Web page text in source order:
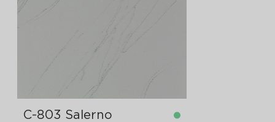
C-803 Salerno